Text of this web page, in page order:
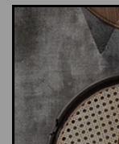
LUE VINKIT